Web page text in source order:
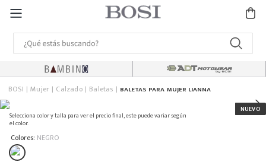
BOSI Mujer Calzado Baletas BALETAS PARA MUJER LIANNA
Selecciona color y talla para ver el precio final, este puede variar según
el color.
Colores: NEGRO